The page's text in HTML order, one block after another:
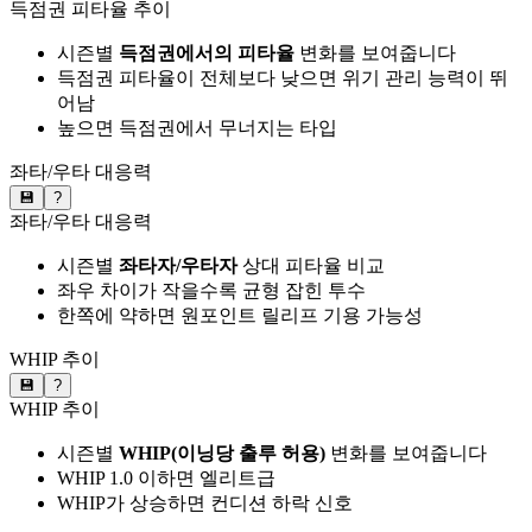
득점권 피타율 추이
시즌별 득점권에서의 피타율 변화를 보여줍니다
득점권 피타율이 전체보다 낮으면 위기 관리 능력이 뛰
어남
높으면 득점권에서 무너지는 타입
좌타/우타 대응력
💾 ?
좌타/우타 대응력
시즌별 좌타자/우타자상대 피타율 비교
좌우 차이가 작을수록 균형 잡힌 투수
한쪽에 약하면 원포인트 릴리프 기용 가능성
WHIP 추이
💾 ?
WHIP 추이
시즌별 WHIP(이닝당 출루 허용) 변화를 보여줍니다
WHIP 1.0 이하면 엘리트급
WHIP가 상승하면 컨디션 하락 신호